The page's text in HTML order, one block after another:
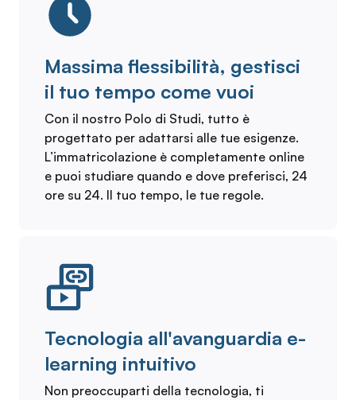
Massima flessibilità, gestisci
il tuo tempo come vuoi
Con il nostro Polo di Studi, tutto è
progettato per adattarsi alle tue esigenze.
L’immatricolazione è completamente online
e puoi studiare quando e dove preferisci, 24
ore su 24. Il tuo tempo, le tue regole.
Tecnologia all'avanguardia e-
learning intuitivo
Non preoccuparti della tecnologia, ti